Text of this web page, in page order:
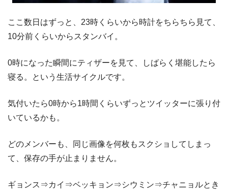
ここ数日はずっと、23時くらいから時計をちらちら見て、
10分前くらいからスタンバイ。
0時になった瞬間にティザーを見て、しばらく堪能したら
寝る。という生活サイクルです。
気付いたら0時から1時間くらいずっとツイッターに張り付
いているかも。
どのメンバーも、同じ画像を何枚もスクショしてしまっ
て、保存の手が止まりません。
ギョンス⇒カイ⇒ベッキョン⇒シウミン⇒チャニョルとき